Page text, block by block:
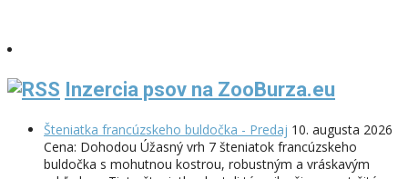
Inzercia psov na ZooBurza.eu
Šteniatka francúzskeho buldočka - Predaj 10. augusta 2026
Cena: Dohodou Úžasný vrh 7 šteniatok francúzskeho
buldočka s mohutnou kostrou, robustným a vráskavým